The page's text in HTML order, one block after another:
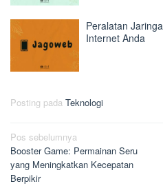
Peralatan
Internet Anda
Posting pada Teknologi
Navigasi
pos
Pos sebelumnya
Booster Game: Permainan Seru
yang Meningkatkan Kecepatan
Berpikir